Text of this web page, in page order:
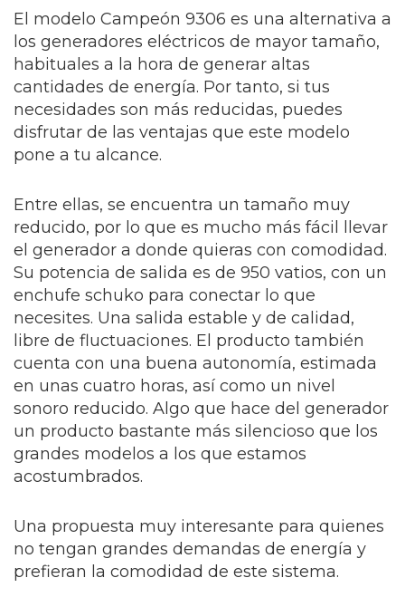
El modelo Campeón 9306 es una alternativa a
los generadores eléctricos de mayor tamaño,
habituales a la hora de generar altas
cantidades de energía. Por tanto, si tus
necesidades son más reducidas, puedes
disfrutar de las ventajas que este modelo
pone a tu alcance.
Entre ellas, se encuentra un tamaño muy
reducido, por lo que es mucho más fácil llevar
el generador a donde quieras con comodidad.
Su potencia de salida es de 950 vatios, con un
enchufe schuko para conectar lo que
necesites. Una salida estable y de calidad,
libre de fluctuaciones. El producto también
cuenta con una buena autonomía, estimada
en unas cuatro horas, así como un nivel
sonoro reducido. Algo que hace del generador
un producto bastante más silencioso que los
grandes modelos a los que estamos
acostumbrados.
Una propuesta muy interesante para quienes
no tengan grandes demandas de energía y
prefieran la comodidad de este sistema.